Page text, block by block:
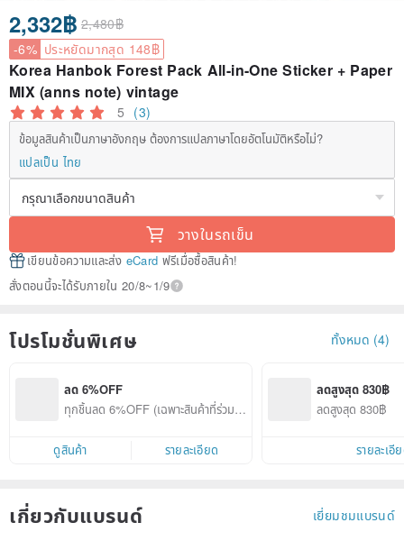
2,332฿ 2,480฿
-6% ประหยัดมากสุด 148฿
Korea Hanbok Forest Pack All-in-One Sticker + Paper
MIX (anns note) vintage
5 (3)
ข้อมูลสินค้าเป็นภาษาอังกฤษ ต้องการแปลภาษาโดยอัตโนมัติหรือไม่?
แปลเป็น ไทย
วางในรถเข็น
เขียนข้อความและส่ง eCard ฟรีเมื่อซื้อสินค้า!
สั่งตอนนี้จะได้รับภายใน 20/8~1/9
โปรโมชั่นพิเศษ ทั้งหมด (4)
ลด 6%OFF
ทุกชิ้นลด 6%OFF (เฉพาะสินค้าที่ร่วมรา
ดูสินค้า
รายละเอียด
ลดสูงสุด 830฿
ลดสูงสุด 830฿
รายละเอี
เกี่ยวกับแบรนด์ เยี่ยมชมแบรนด์